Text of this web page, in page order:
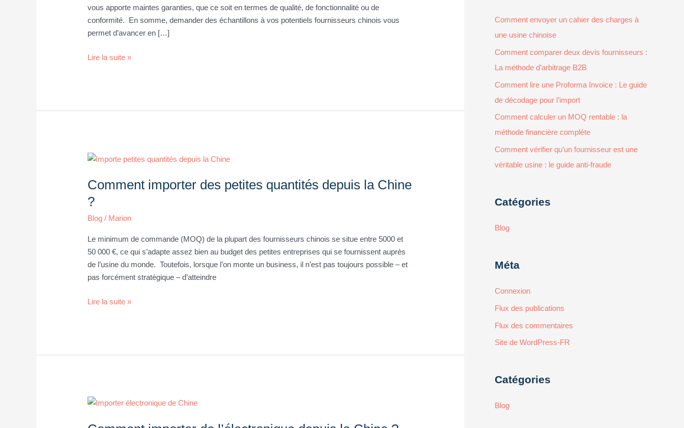
vous apporte maintes garanties, que ce soit en termes de qualité, de fonctionnalité ou de
conformité. En somme, demander des échantillons à vos potentiels fournisseurs chinois vous
permet d’avancer en […]
Lire la suite »
Comment importer des petites quantités depuis la Chine
?
Blog / Marion
Le minimum de commande (MOQ) de la plupart des fournisseurs chinois se situe entre 5000 et
50 000 €, ce qui s’adapte assez bien au budget des petites entreprises qui se fournissent auprès
de l’usine du monde. Toutefois, lorsque l’on monte un business, il n’est pas toujours possible – et
pas forcément stratégique – d’atteindre
Comment
des
petites
quantités
depuis
Lire la suite »
Comment
Comment envoyer un cahier des charges à
une usine chinoise
Comment comparer deux devis fournisseurs :
La méthode d’arbitrage B2B
Comment lire une Proforma Invoice : Le guide
de décodage pour l’import
Comment calculer un MOQ rentable : la
méthode financière complète
Comment vérifier qu’un fournisseur est une
véritable usine : le guide anti-fraude
Catégories
Blog
Méta
Connexion
Flux des publications
Flux des commentaires
Site de WordPress-FR
Catégories
Blog